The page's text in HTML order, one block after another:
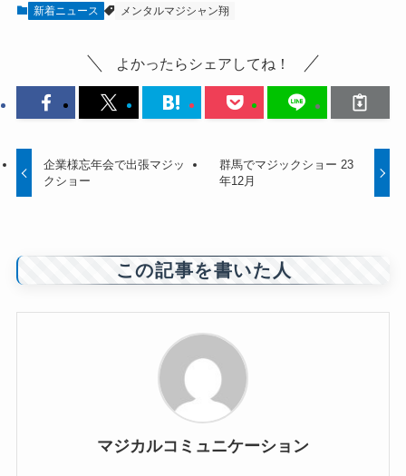
新着ニュース メンタルマジシャン翔
よかったらシェアしてね！
企業様忘年会で出張マジッ
クショー
群馬でマジックショー 23
年12月
この記事を書いた人
マジカルコミュニケーション